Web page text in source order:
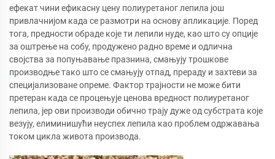
ефекат чини ефикасну цену полиуретаног лепила још
привлачнијом када се размотри на основу апликације. Поред
тога, предности обраде које ти лепили нуде, као што су опције
за оштрење на собу, продужено радно време и одлична
својства за попуњавање празнина, смањују трошкове
производње тако што се смањују отпад, прераду и захтеви за
специјализоване опреме. Фактор трајности не може бити
претеран када се процењује ценова вредност полиуретаног
лепила, јер ови производи обично трају дуже од субстрата које
везују, елиминишући неуспех лепила као проблем одржавања
током цикла живота производа.